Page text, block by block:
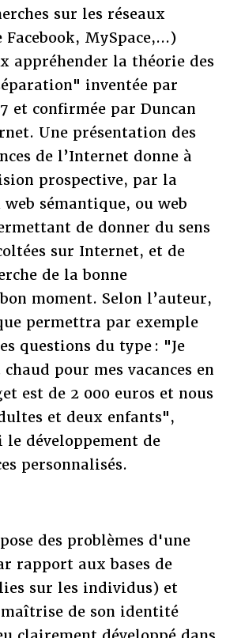
sur les réseaux
MySpace,...)
appréhender la théorie des
inventée par
et confirmée par Duncan
Une présentation des
de l’Internet donne à
prospective, par la
sémantique, ou web
de donner du sens
sur Internet, et de
de la bonne
moment. Selon l’auteur,
permettra par exemple
questions du type : "Je
pour mes vacances en
est de 2 000 euros et nous
et deux enfants",
développement de
personnalisés.
des problèmes d'une
rapport aux bases de
sur les individus) et
de son identité